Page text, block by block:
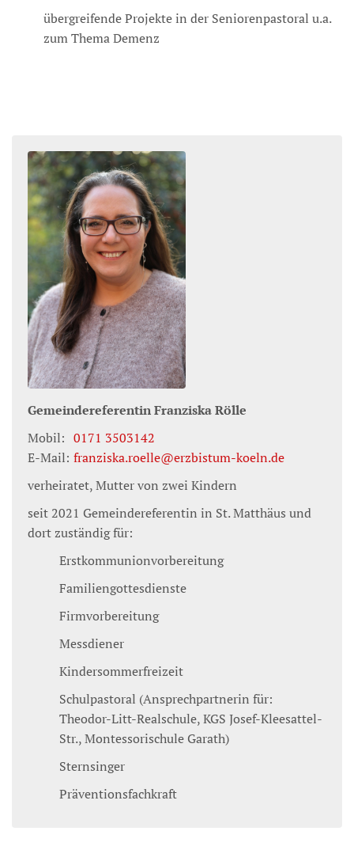
übergreifende Projekte in der Seniorenpastoral u.a.
zum Thema Demenz
GemeindereferentinFranziskaRölle
Mobil: 0171 3503142
E-Mail: franziska.roelle@erzbistum-koeln.de
verheiratet, Mutter von zwei Kindern
seit 2021 Gemeindereferentin in St. Matthäus und
dort zuständig für:
Erstkommunionvorbereitung
Familiengottesdienste
Firmvorbereitung
Messdiener
Kindersommerfreizeit
Schulpastoral (Ansprechpartnerin für:
Theodor-Litt-Realschule, KGS Josef-Kleesattel-
Str., Montessorischule Garath)
Sternsinger
Präventionsfachkraft